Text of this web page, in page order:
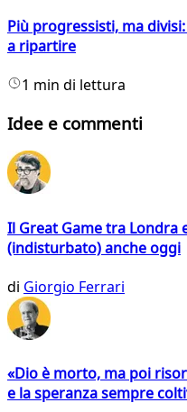
Più progressisti, ma
a ripartire
1 min di lettura
Idee e commenti
Il Great Game tra
(indisturbato) anche oggi
di Giorgio Ferrari
«Dio è morto, ma poi
e la speranza sempre